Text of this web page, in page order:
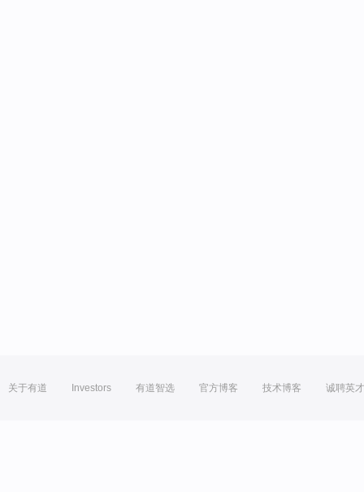
关于有道 Investors 有道智选 官方博客 技术博客 诚聘英才